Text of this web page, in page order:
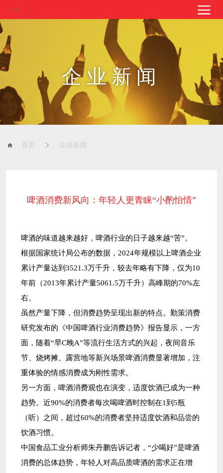
企业新闻
首页 企业新闻
啤酒消费新风向：年轻人更青睐“小酌怡情”
啤酒的味道越来越好，啤酒行业的日子越来越“苦”。
根据国家统计局公布的数据，2024年规模以上啤酒企业
累计产量达到3521.3万千升，较去年略有下降，仅为10
年前（2013年累计产量5061.5万千升）高峰期的70%左
右。
虽然产量下降，但消费趋势呈现出新的特点。勤策消费
研究发布的《中国啤酒行业消费趋势》报告显示，一方
面，随着“早C晚A”等流行生活方式的兴起，夜间音乐
节、烧烤摊、露营地等新兴场景啤酒消费显著增加，注
重体验的情感消费成为刚性需求。
另一方面，啤酒消费观也在演变，适度饮酒已成为一种
趋势。近90%的消费者每次喝啤酒时控制在1到5瓶
（听）之间，超过60%的消费者坚持适度饮酒和品尝的
饮酒习惯。
中国食品工业分析师朱丹鹏告诉记者，“少喝好”是啤酒
消费的总体趋势，年轻人对高品质啤酒的需求正在增